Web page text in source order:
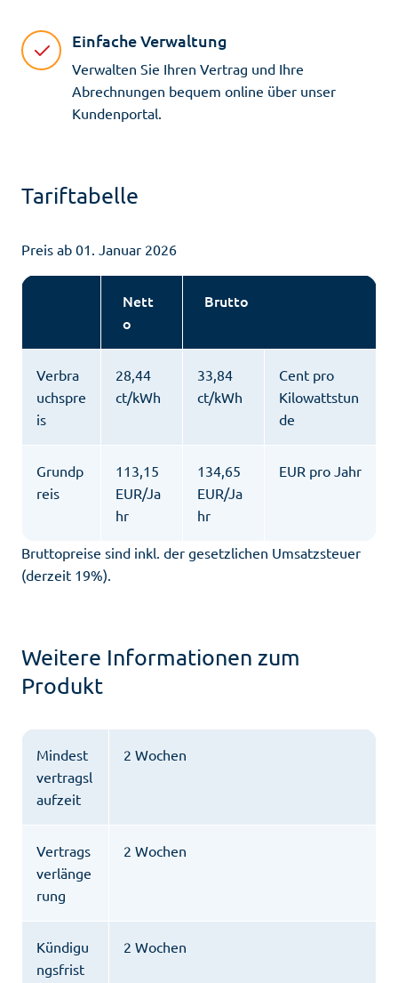
Einfache Verwaltung
Verwalten Sie Ihren Vertrag und Ihre
Abrechnungen bequem online über unser
Kundenportal.
Tariftabelle
Preis ab 01. Januar 2026
Nett
o
Brutto
Verbra
uchspre
is
28,44
ct/kWh
33,84
ct/kWh
Cent pro
Kilowattstun
de
Grundp
reis
113,15
EUR/Ja
hr
134,65
EUR/Ja
hr
EUR pro Jahr
Bruttopreise sind inkl. der gesetzlichen Umsatzsteuer
(derzeit 19%).
Weitere Informationen zum
Produkt
Mindest
vertragsl
aufzeit
2 Wochen
Vertrags
verlänge
rung
2 Wochen
Kündigu
ngsfrist
2 Wochen